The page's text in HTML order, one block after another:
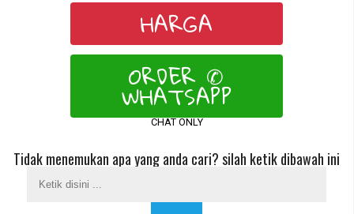
HARGA
ORDER ✆
WHATSAPP
CHAT ONLY
Tidak menemukan apa yang anda cari? silah ketik dibawah ini